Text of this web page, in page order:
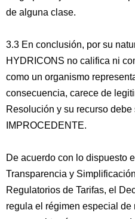
de alguna clase.
3.3 En conclusión, por su
HYDRICONS no califica ni
como un organismo
consecuencia, carece de
Resolución y su recurso
IMPROCEDENTE.
De acuerdo con lo dispuesto
Transparencia y
Regulatorios de Tarifas, el
regula el régimen especial